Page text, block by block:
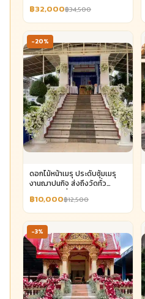
฿32,000฿34,500
-20%
ดอกไม้หน้าเมรุ ประดับซุ้มเมรุ
งานฌาปนกิจ ส่งถึงวัดทั่ว
กรุงเทพฯ เริ่ม 10,000 | Aorest
฿10,000฿12,500
-3%